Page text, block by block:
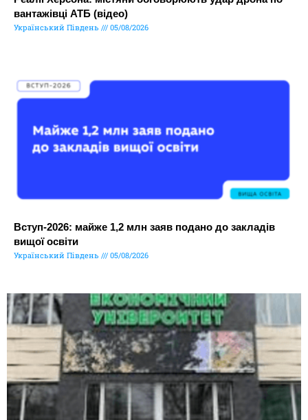
вантажівці АТБ (відео)
Український Південь 05/08/2026
Вступ-2026: майже 1,2 млн заяв подано до закладів
вищої освіти
Український Південь 05/08/2026